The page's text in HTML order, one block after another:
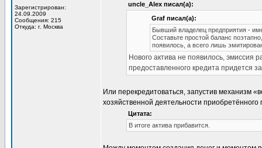
Зарегистрирован:
24.09.2009
Сообщения: 215
Откуда: г. Москва
uncle_Alex писал(а):
Graf писал(а):
Бывший владелец предприятия -
Составьте простой баланс
появилось, а всего лишь
Нового актива не появилось,
предоставленного кредита придется
Или перекредитоваться, запустив механизм
хозяйственной деятельности приобретённого
Цитата:
В итоге актива прибавится.